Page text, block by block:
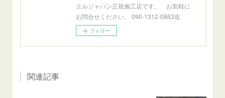
エルジャパン正規施工店です。 お気軽に
お問合せください。 090-1312-0863迄
フォロー
関連記事